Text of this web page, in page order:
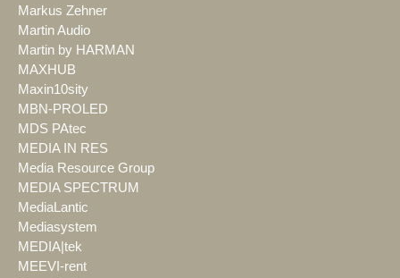
Markus Zehner
Martin Audio
Martin by HARMAN
MAXHUB
Maxin10sity
MBN-PROLED
MDS PAtec
MEDIA IN RES
Media Resource Group
MEDIA SPECTRUM
MediaLantic
Mediasystem
MEDIA|tek
MEEVI-rent